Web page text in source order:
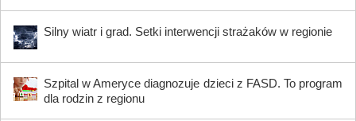
Silny wiatr i grad. Setki interwencji strażaków w regionie
Szpital w Ameryce diagnozuje dzieci z FASD. To program
dla rodzin z regionu